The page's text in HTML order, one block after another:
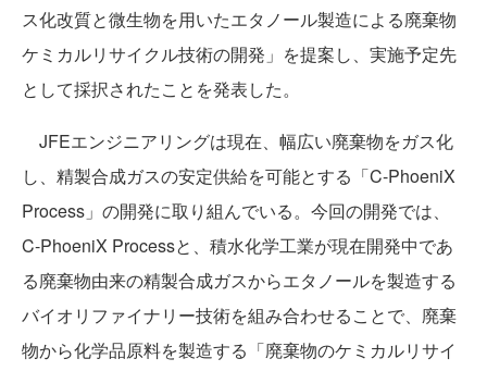
ス化改質と微生物を用いたエタノール製造による廃棄物
ケミカルリサイクル技術の開発」を提案し、実施予定先
として採択されたことを発表した。
JFEエンジニアリングは現在、幅広い廃棄物をガス化
し、精製合成ガスの安定供給を可能とする「C-PhoeniX
Process」の開発に取り組んでいる。今回の開発では、
C-PhoeniX Processと、積水化学工業が現在開発中であ
る廃棄物由来の精製合成ガスからエタノールを製造する
バイオリファイナリー技術を組み合わせることで、廃棄
物から化学品原料を製造する「廃棄物のケミカルリサイ